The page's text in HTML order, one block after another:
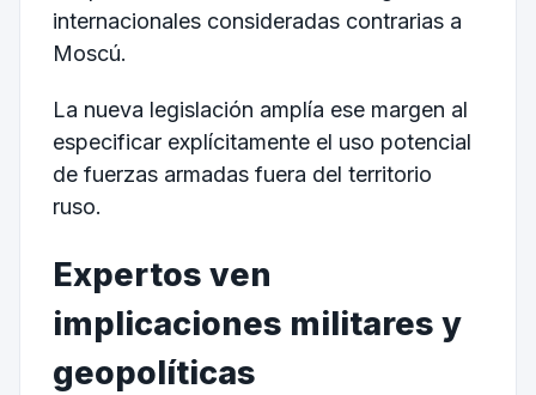
internacionales consideradas contrarias a
Moscú.
La nueva legislación amplía ese margen al
especificar explícitamente el uso potencial
de fuerzas armadas fuera del territorio
ruso.
Expertos ven
implicaciones militares y
geopolíticas